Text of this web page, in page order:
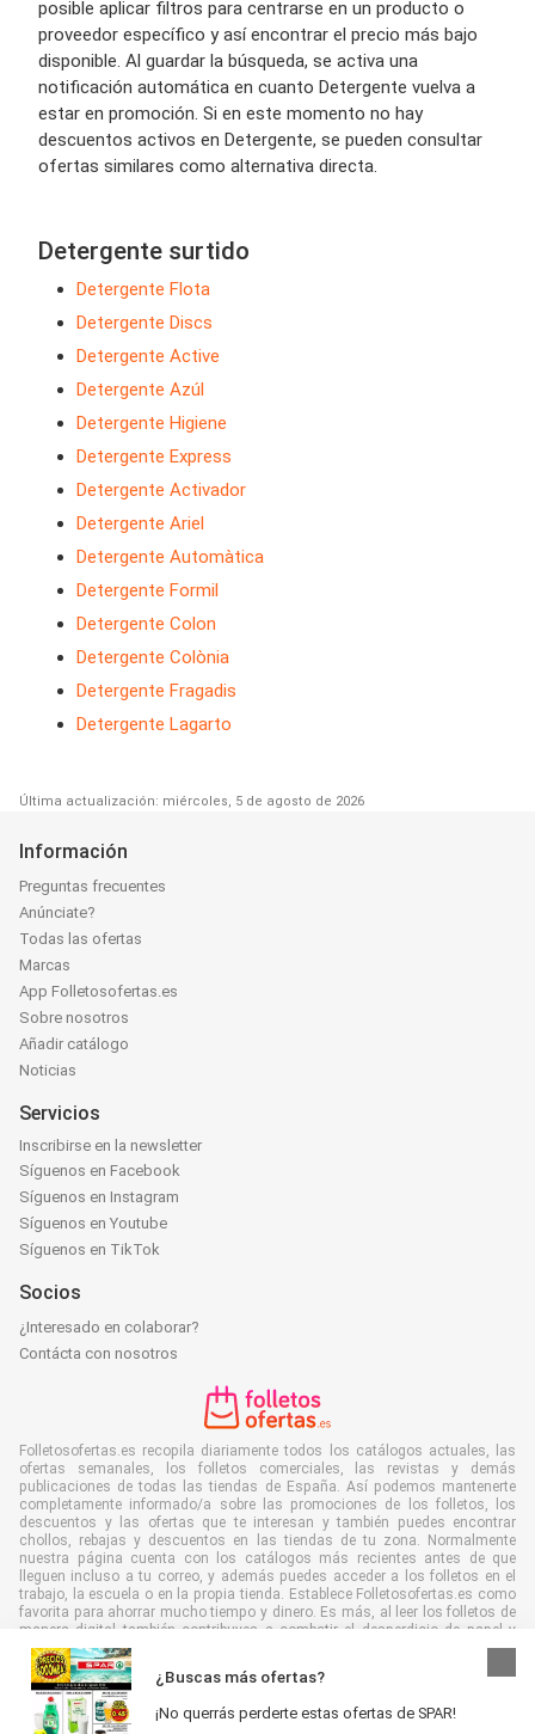
posible aplicar filtros para centrarse en un producto o
proveedor específico y así encontrar el precio más bajo
disponible. Al guardar la búsqueda, se activa una
notificación automática en cuanto Detergente vuelva a
estar en promoción. Si en este momento no hay
descuentos activos en Detergente, se pueden consultar
ofertas similares como alternativa directa.
Detergente surtido
Detergente Flota
Detergente Discs
Detergente Active
Detergente Azúl
Detergente Higiene
Detergente Express
Detergente Activador
Detergente Ariel
Detergente Automàtica
Detergente Formil
Detergente Colon
Detergente Colònia
Detergente Fragadis
Detergente Lagarto
Última actualización: miércoles, 5 de agosto de 2026
¿Buscas más ofertas?
¡No querrás perderte estas ofertas de SPAR!
Información
Preguntas frecuentes
Anúnciate?
Todas las ofertas
Marcas
App Folletosofertas.es
Sobre nosotros
Añadir catálogo
Noticias
Servicios
Inscribirse en la newsletter
Síguenos en Facebook
Síguenos en Instagram
Síguenos en Youtube
Síguenos en TikTok
Socios
¿Interesado en colaborar?
Contácta con nosotros
Folletosofertas.es recopila diariamente todos los catálogos actuales, las
ofertas semanales, los folletos comerciales, las revistas y demás
publicaciones de todas las tiendas de España. Así podemos mantenerte
completamente informado/a sobre las promociones de los folletos, los
descuentos y las ofertas que te interesan y también puedes encontrar
chollos, rebajas y descuentos en las tiendas de tu zona. Normalmente
nuestra página cuenta con los catálogos más recientes antes de que
lleguen incluso a tu correo, y además puedes acceder a los folletos en el
trabajo, la escuela o en la propia tienda. Establece Folletosofertas.es como
favorita para ahorrar mucho tiempo y dinero. Es más, al leer los folletos de
manera digital también contribuyes a combatir el desperdicio de papel y
ayudar al medioambiente.